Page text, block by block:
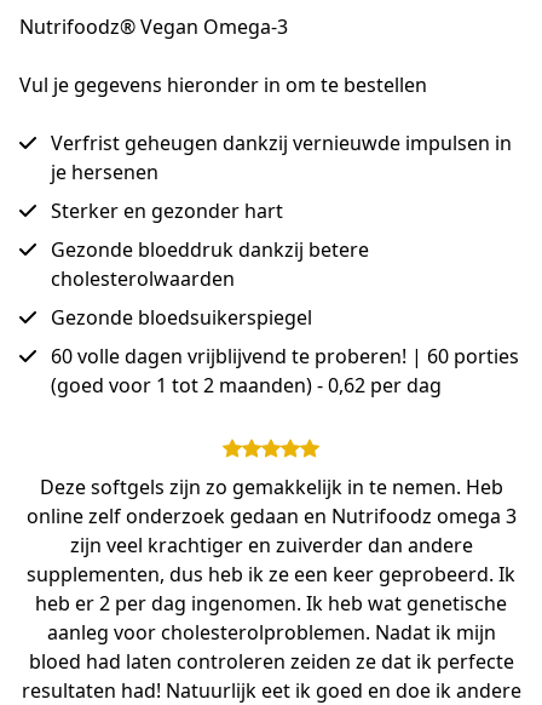
Nutrifoodz® Vegan Omega-3
Vul je gegevens hieronder in om te bestellen
Verfrist geheugen dankzij vernieuwde impulsen in
je hersenen
Sterker en gezonder hart
Gezonde bloeddruk dankzij betere
cholesterolwaarden
Gezonde bloedsuikerspiegel
60 volle dagen vrijblijvend te proberen! | 60 porties
(goed voor 1 tot 2 maanden) - 0,62 per dag
Deze softgels zijn zo gemakkelijk in te nemen. Heb
online zelf onderzoek gedaan en Nutrifoodz omega 3
zijn veel krachtiger en zuiverder dan andere
supplementen, dus heb ik ze een keer geprobeerd. Ik
heb er 2 per dag ingenomen. Ik heb wat genetische
aanleg voor cholesterolproblemen. Nadat ik mijn
bloed had laten controleren zeiden ze dat ik perfecte
resultaten had! Natuurlijk eet ik goed en doe ik andere